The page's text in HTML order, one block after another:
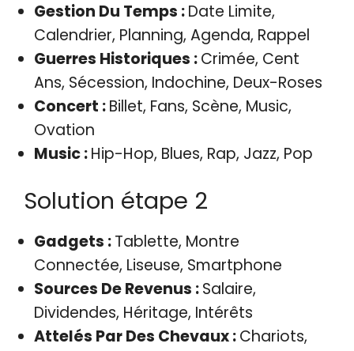
Gestion Du Temps :Date Limite,
Calendrier, Planning, Agenda, Rappel
Guerres Historiques :Crimée, Cent
Ans, Sécession, Indochine, Deux-Roses
Concert :Billet, Fans, Scène, Music,
Ovation
Music :Hip-Hop, Blues, Rap, Jazz, Pop
Solution étape 2
Gadgets :Tablette, Montre
Connectée, Liseuse, Smartphone
Sources De Revenus :Salaire,
Dividendes, Héritage, Intérêts
Attelés Par Des Chevaux :Chariots,